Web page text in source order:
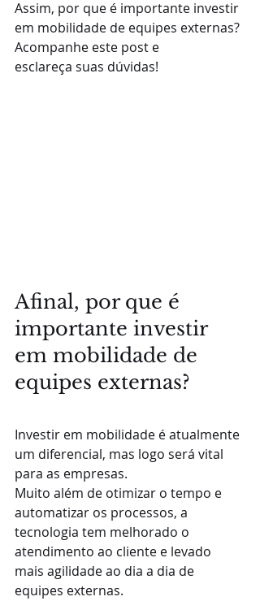
Assim, por que é importante investir
em mobilidade de equipes externas?
Acompanhe este post e
esclareça suas dúvidas!
Afinal, por que é
importante investir
em mobilidade de
equipes externas?
Investir em mobilidade é atualmente
um diferencial, mas logo será vital
para as empresas.
Muito além de otimizar o tempo e
automatizar os processos, a
tecnologia tem melhorado o
atendimento ao cliente e levado
mais agilidade ao dia a dia de
equipes externas.